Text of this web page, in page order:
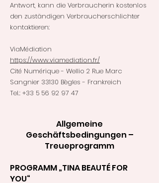
Antwort, kann die Verbraucherin kostenlos
den zuständigen Verbraucherschlichter
kontaktieren:
ViaMédiation
https://www.viamediation.fr/
Cité Numérique - Wellio 2 Rue Marc
Sangnier 33130 Bègles - Frankreich
Tel.: +33 5 56 92 97 47
Allgemeine
Geschäftsbedingungen –
Treueprogramm
PROGRAMM „TINA BEAUTÉ FOR
YOU“